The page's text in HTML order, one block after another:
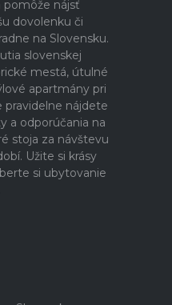
pomôže nájsť
dovolenku či
na Slovensku.
slovenskej
mestá, útulné
apartmány pri
pravidelne nájdete
a odporúčania na
stoja za návštevu
Užite si krásy
si ubytovanie